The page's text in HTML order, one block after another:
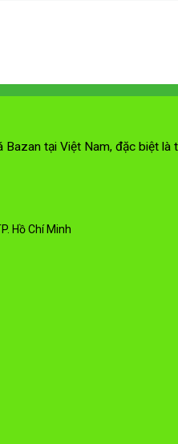
tại Việt Nam, đặc biệt
Hồ Chí Minh